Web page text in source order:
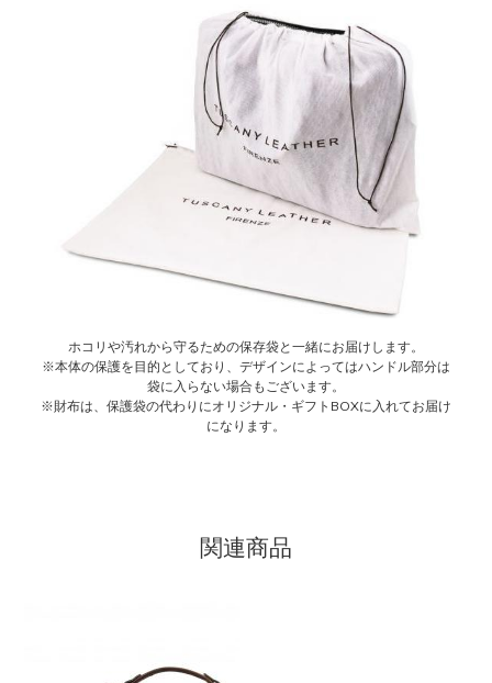
ホコリや汚れから守るための保存袋と一緒にお届けします。
※本体の保護を目的としており、デザインによってはハンドル部分は
袋に入らない場合もございます。
※財布は、保護袋の代わりにオリジナル・ギフトBOXに入れてお届け
になります。
関連商品